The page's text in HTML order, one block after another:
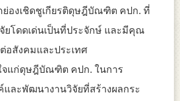
ย่องเชิดชูเกียรติดุษฎีบัณฑิต คปก. ที่
ยโดดเด่นเป็นที่ประจักษ์ และมีคุณ
อสังคมและประเทศ
จแก่ดุษฎีบัณฑิต คปก. ในการ
และพัฒนางานวิจัยที่สร้างผลกระ